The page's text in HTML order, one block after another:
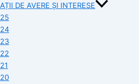
DE AVERE ȘI INTERESE